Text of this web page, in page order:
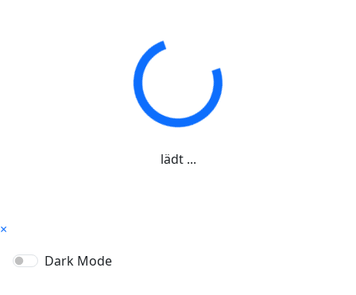
lädt ...
×
Dark Mode